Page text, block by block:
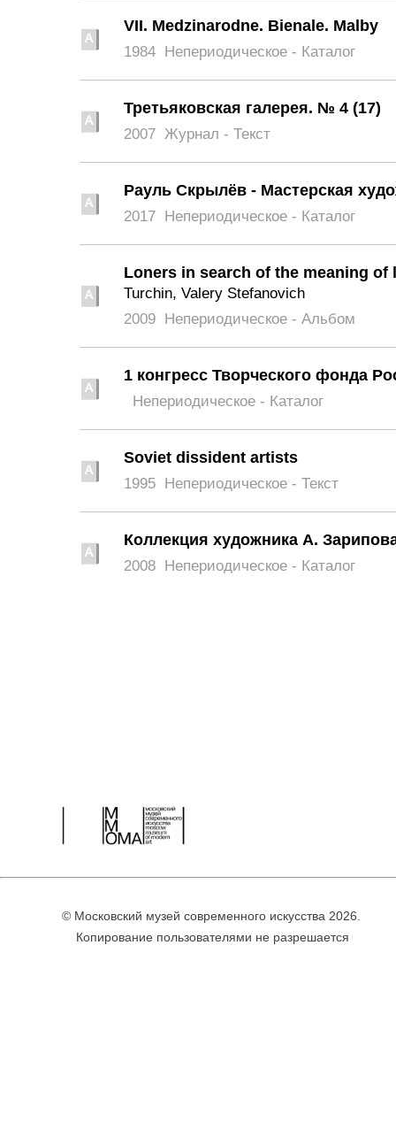
VII. Medzinarodne. Bienale. Malby
1984 Непериодическое - Каталог
Третьяковская галерея. № 4 (17)
2007 Журнал - Текст
Рауль Скрылёв - Мастерская
2017 Непериодическое - Каталог
Loners in search of the meaning of
Turchin, Valery Stefanovich
2009 Непериодическое - Альбом
1 конгресс Творческого фонда
Непериодическое - Каталог
Soviet dissident artists
1995 Непериодическое - Текст
Коллекция художника А.
2008 Непериодическое - Каталог
© Московский музей современного искусства 2026.
Копирование пользователями не разрешается